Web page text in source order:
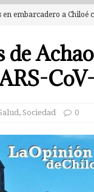
en embarcadero a
encontrado
a escombros tras
intentar ingresar 2 kg
de Achao
, Sociedad 0